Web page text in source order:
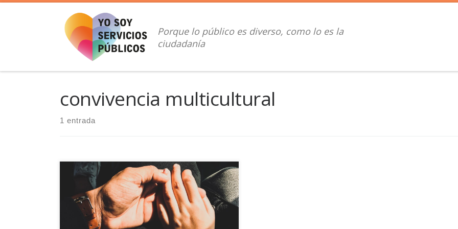
Saltar al contenido
Porque lo público es diverso, como lo es la
ciudadanía
convivencia multicultural
1 entrada
Sólo desde la aceptación de la diversidad como una
riqueza podremos garantizar la igualdad de
oportunidades, evitar el discurso del odio...